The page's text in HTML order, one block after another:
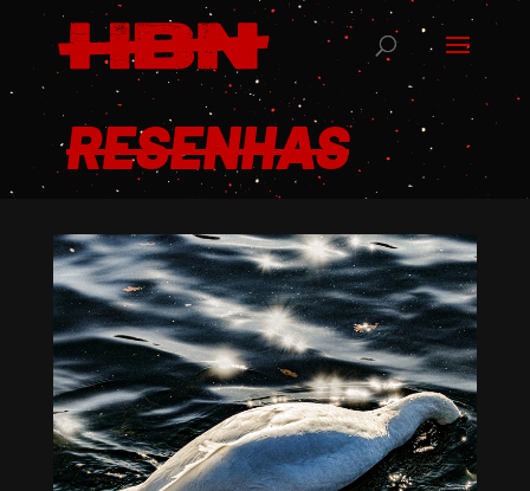
RESENHAS